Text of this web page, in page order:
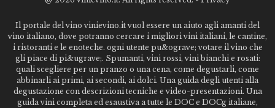
Il portale del vino vinievino.it vuol essere un aiuto agli amanti del
vino italiano, dove potranno cercare i migliori vini italiani, le cantine,
i ristoranti e le enoteche. ogni utente pu&ograve; votare il vino che
gli piace di pi&ugrave;. Spumanti, vini rossi, vini bianchi e rosati:
quali scegliere per un pranzo o una cena, come degustarli, come
abbinarli ai primi, ai secondi, ai dolci. Una guida degli utenti alla
degustazione con descrizioni tecniche e video-presentazioni. Una
guida vini completa ed esaustiva a tutte le DOC e DOCg italiane,